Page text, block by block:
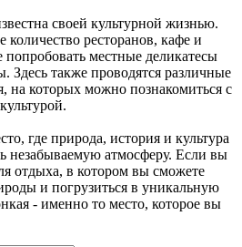
своей культурной жизнью.
количество ресторанов, кафе и
местные деликатесы
Здесь также проводятся различные
на которых можно познакомиться с
где природа, история и культура
незабываемую атмосферу. Если вы
отдыха, в котором вы сможете
и погрузиться в уникальную
- именно то место, которое вы